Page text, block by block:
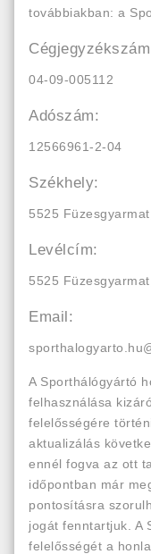
továbbiakban: a
04-09-005112
Adószám:
12566961-2-04
Székhely:
5525
Levélcím:
5525
Email:
A Sporthálógyártó
felhasználása
felelősségére
aktualizálás
ennél fogva az ott
időpontban már
pontosításra
jogát fenntartjuk. A
felelősségét a